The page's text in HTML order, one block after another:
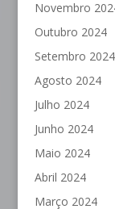
Novembro
Outubro 2024
Setembro 2024
Agosto 2024
Julho 2024
Junho 2024
Maio 2024
Abril 2024
Março 2024